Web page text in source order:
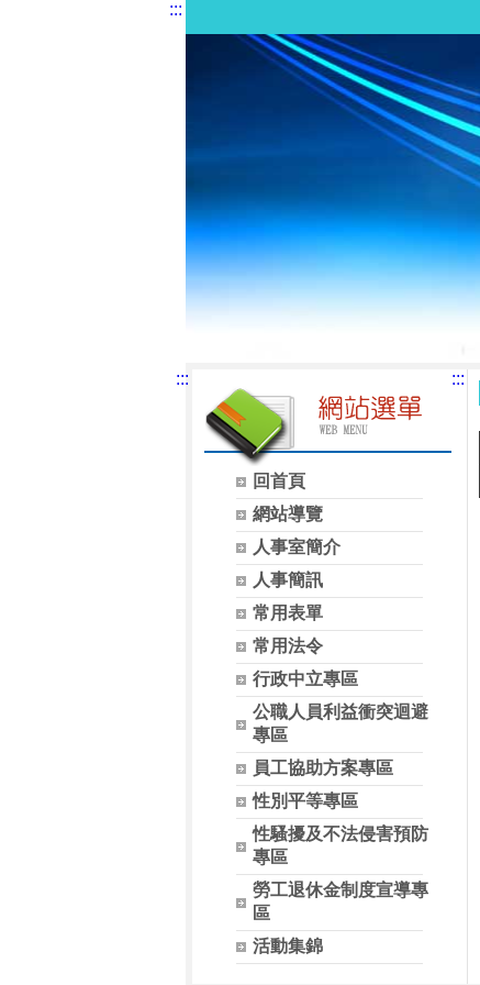
:::
:::
回首頁
網站導覽
人事室簡介
人事簡訊
常用表單
常用法令
行政中立專區
公職人員利益衝突迴避
專區
員工協助方案專區
性別平等專區
性騷擾及不法侵害預防
專區
勞工退休金制度宣導專
區
活動集錦
:::